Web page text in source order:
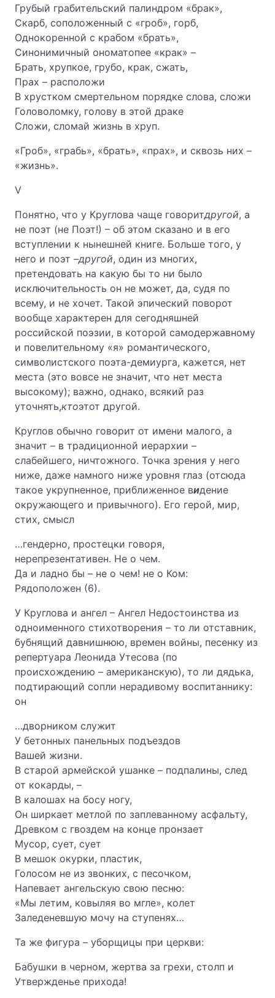
Грубый грабительский палиндром «брак»,
Скарб, соположенный с «гроб», горб,
Однокоренной с крабом «брать»,
Синонимичный ономатопее «крак» –
Брать, хрупкое, грубо, крак, сжать,
Прах – расположи
В хрустком смертельном порядке слова, сложи
Головоломку, голову в этой драке
Сложи, сломай жизнь в хруп.
«Гроб», «грабь», «брать», «прах», и сквозь них –
«жизнь».
V
Понятно, что у Круглова чаще говоритдругой, а
не поэт (не Поэт!) – об этом сказано и в его
вступлении к нынешней книге. Больше того, у
него и поэт –другой, один из многих,
претендовать на какую бы то ни было
исключительность он не может, да, судя по
всему, и не хочет. Такой эпический поворот
вообще характерен для сегодняшней
российской поэзии, в которой самодержавному
и повелительному «я» романтического,
символистского поэта-демиурга, кажется, нет
места (это вовсе не значит, что нет места
высокому); важно, однако, всякий раз
уточнять,ктоэтот другой.
Круглов обычно говорит от имени малого, а
значит – в традиционной иерархии –
слабейшего, ничтожного. Точка зрения у него
ниже, даже намного ниже уровня глаз (отсюда
такое укрупненное, приближенное видение
окружающего и привычного). Его герой, мир,
стих, смысл
…гендерно, простецки говоря,
нерепрезентативен. Не о чем.
Да и ладно бы – не о чем! не о Ком:
Рядоположен (6).
У Круглова и ангел – Ангел Недостоинства из
одноименного стихотворения – то ли отставник,
бубнящий давнишнюю, времен войны, песенку из
репертуара Леонида Утесова (по
происхождению – американскую), то ли дядька,
подтирающий сопли нерадивому воспитаннику:
он
…дворником служит
У бетонных панельных подъездов
Вашей жизни.
В старой армейской ушанке – подпалины, след
от кокарды, –
В калошах на босу ногу,
Он ширкает метлой по заплеванному асфальту,
Древком с гвоздем на конце пронзает
Мусор, сует, сует
В мешок окурки, пластик,
Голосом не из звонких, с песочком,
Напевает ангельскую свою песню:
«Мы летим, ковыляя во мгле», колет
Заледеневшую мочу на ступенях…
Та же фигура – уборщицы при церкви:
Бабушки в черном, жертва за грехи, столп и
Утвержденье прихода!